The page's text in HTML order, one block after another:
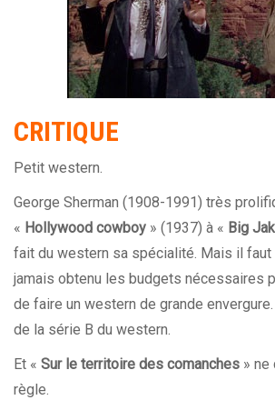
CRITIQUE
Petit western.
George Sherman (1908-1991) très
« Hollywood cowboy » (1937) à « Big
fait du western sa spécialité. Mais il faut
jamais obtenu les budgets nécessaires
de faire un western de grande
de la série B du western.
Et « Sur le territoire des comanches » ne
règle.